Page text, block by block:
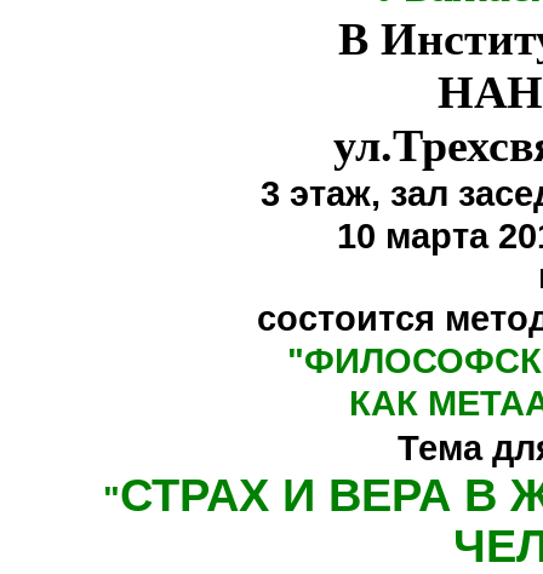
В
НАН
3 этаж, зал
10 марта
состоится
"
КАК
Тема
"СТРАХ И ВЕРА В